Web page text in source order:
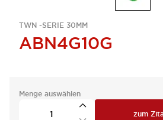
TWN -SERIE 30MM
ABN4G10G
Menge auswählen
zum